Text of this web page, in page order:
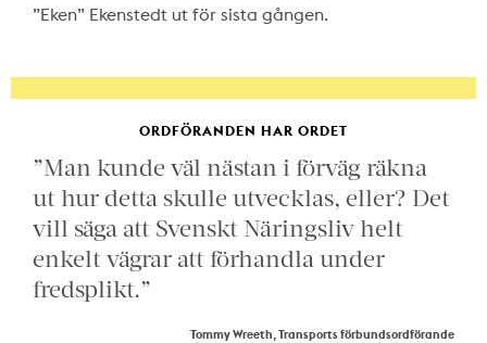
”Eken” Ekenstedt ut för sista gången.
ORDFÖRANDEN HAR ORDET
”Man kunde väl nästan i förväg räkna
ut hur detta skulle utvecklas, eller? Det
vill säga att Svenskt Näringsliv helt
enkelt vägrar att förhandla under
fredsplikt.”
Tommy Wreeth, Transports förbundsordförande